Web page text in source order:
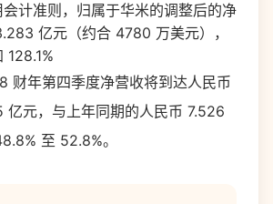
计准则，归属于华米的调整后的净
亿元（约合 4780 万美元），
128.1%
财年第四季度净营收将到达人民币
亿元，与上年同期的人民币 7.526
至 52.8%。